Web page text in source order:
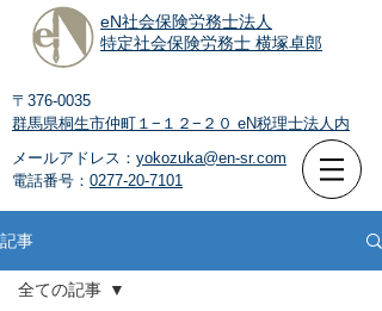
eN社会保険労務士法人
特定社会保険労務士 横塚卓郎
〒376-0035
群馬県桐生市仲町１−１２−２０ eN税理士法人内
メールアドレス： yokozuka@en-sr.com
電話番号： 0277-20-7101
記事
全ての記事